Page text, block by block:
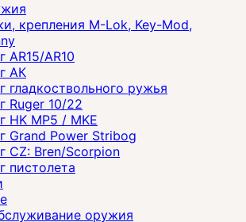
крепления M-Lok, Key-Mod,
AR15/AR10
АК
гладкоствольного ружья
Ruger 10/22
HK MP5 / MKE
Grand Power Stribog
CZ: Bren/Scorpion
пистолета
оружия